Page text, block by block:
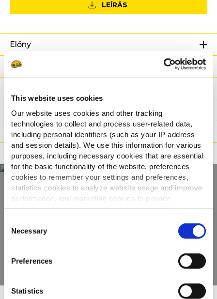
This website uses cookies
Our website uses cookies and other tracking
technologies to collect and process user-related data,
including personal identifiers (such as your IP address
and session details). We use this information for various
purposes, including necessary cookies that are essential
for the basic functionality of the website, preferences
cookies to remember your settings and preferences,
statistics cookies to analyze website usage and improve
performance, and marketing cookies to provide
personalized content and advertising.
By clicking 'Allow all cookies', you consent to the use of
all cookies. If you'd like to customize your preferences,
'Allow selection.'
To learn more about our cookies, click on "Show details."
You can withdraw or modify your consent at any time by
Selection
Necessary
Preferences
Statistics
LEÍRÁS
Előny
Tápanyag-információ
Súly / Méret
Elkészítési javaslat
Állítások
Fedezze fel teljes